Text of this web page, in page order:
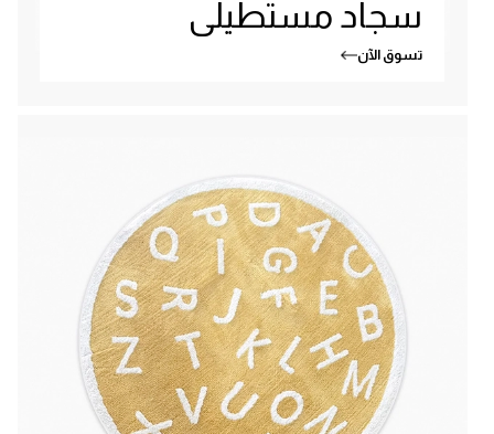
سجاد مستطيلى
تسوق الآن